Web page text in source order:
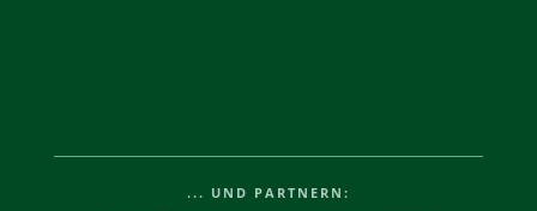
... UND PARTNERN: